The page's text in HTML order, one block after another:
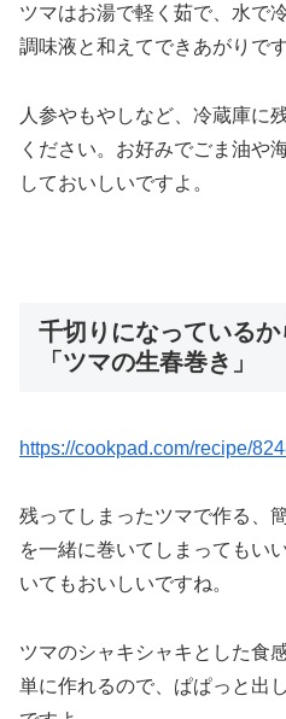
ツマはお湯で軽く茹で、水で
調味液と和えてできあがりです
人参やもやしなど、冷蔵庫に
ください。お好みでごま油や
しておいしいですよ。
千切りになっている
「ツマの生春巻き」
https://cookpad.com/recipe/
残ってしまったツマで作る、
を一緒に巻いてしまってもい
いてもおいしいですね。
ツマのシャキシャキとした食
単に作れるので、ぱぱっと出